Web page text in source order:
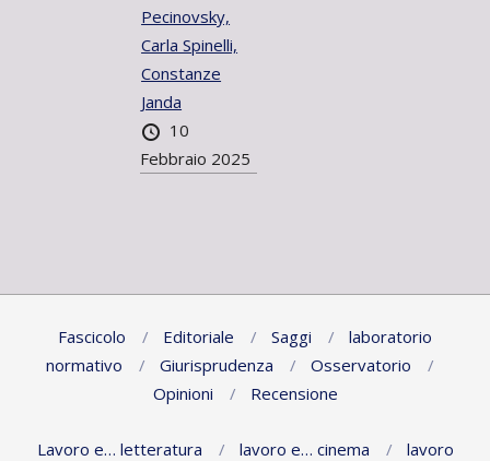
Pecinovsky,
Carla Spinelli,
Constanze
Janda
10
Febbraio 2025
Fascicolo Editoriale Saggi
laboratorio
normativo
Giurisprudenza
Osservatorio
Opinioni
Recensione
Lavoro e… letteratura lavoro e… cinema
lavoro